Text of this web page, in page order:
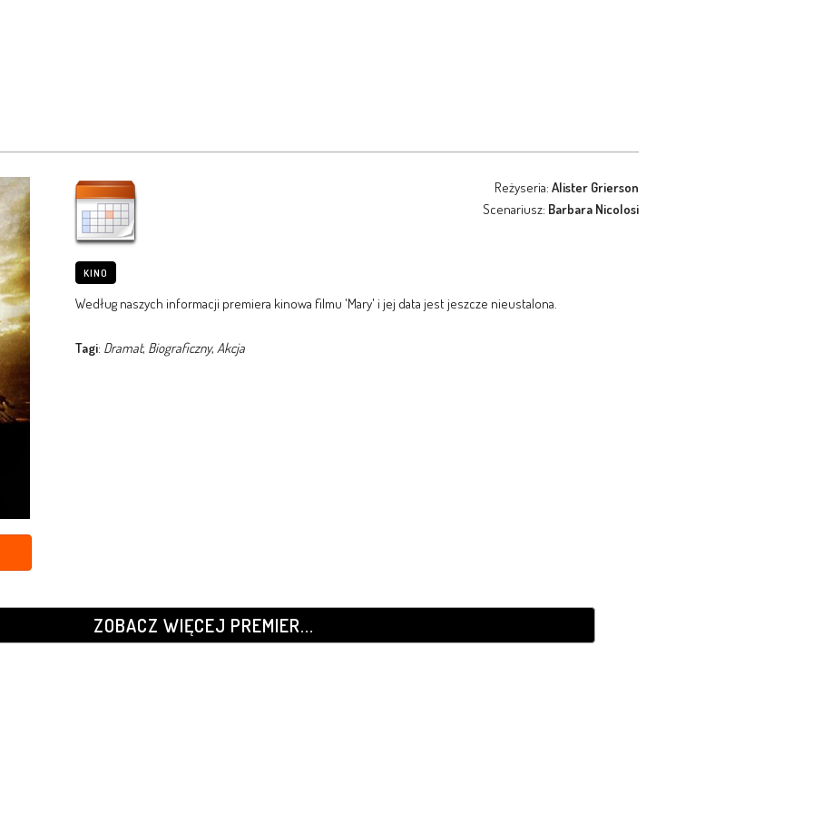
Reżyseria: Alister Grierson
Scenariusz: Barbara Nicolosi
KINO
Według naszych informacji premiera kinowa filmu 'Mary' i jej data jest jeszcze nieustalona.
Tagi: Dramat, Biograficzny, Akcja
ZOBACZ WIĘCEJ PREMIER...